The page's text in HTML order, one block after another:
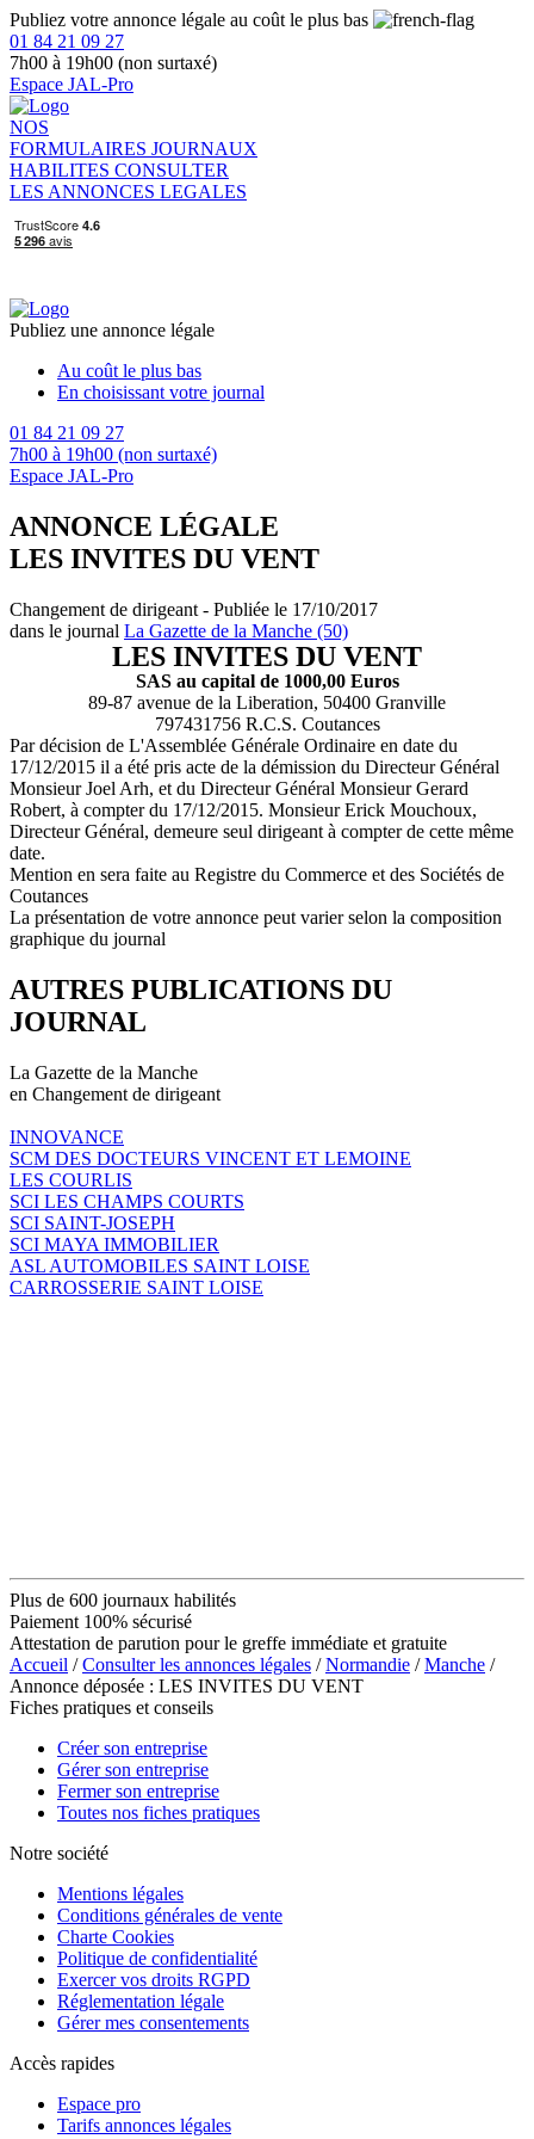
Publiez votre annonce légale au coût le plus bas
01 84 21 09 27
7h00 à 19h00 (non surtaxé)
Espace JAL-Pro
NOS
FORMULAIRES JOURNAUX
HABILITES CONSULTER
LES ANNONCES LEGALES
Publiez une annonce légale
Au coût le plus bas
En choisissant votre journal
01 84 21 09 27
7h00 à 19h00 (non surtaxé)
Espace JAL-Pro
ANNONCE LÉGALE
LES INVITES DU VENT
Changement de dirigeant - Publiée le 17/10/2017
dans le journal La Gazette de la Manche (50)
LES INVITES DU VENT
SAS au capital de 1000,00 Euros
89-87 avenue de la Liberation, 50400 Granville
797431756 R.C.S. Coutances
Par décision de L'Assemblée Générale Ordinaire en date du
17/12/2015 il a été pris acte de la démission du Directeur Général
Monsieur Joel Arh, et du Directeur Général Monsieur Gerard
Robert, à compter du 17/12/2015. Monsieur Erick Mouchoux,
Directeur Général, demeure seul dirigeant à compter de cette même
date.
Mention en sera faite au Registre du Commerce et des Sociétés de
Coutances
La présentation de votre annonce peut varier selon la composition
graphique du journal
AUTRES PUBLICATIONS DU
JOURNAL
La Gazette de la Manche
en Changement de dirigeant
INNOVANCE
SCM DES DOCTEURS VINCENT ET LEMOINE
LES COURLIS
SCI LES CHAMPS COURTS
SCI SAINT-JOSEPH
SCI MAYA IMMOBILIER
ASL AUTOMOBILES SAINT LOISE
CARROSSERIE SAINT LOISE
Plus de 600 journaux habilités
Paiement 100% sécurisé
Attestation de parution pour le greffe immédiate et gratuite
Accueil /Consulter les annonces légales /Normandie /Manche /
Annonce déposée : LES INVITES DU VENT
Fiches pratiques et conseils
Créer son entreprise
Gérer son entreprise
Fermer son entreprise
Toutes nos fiches pratiques
Notre société
Mentions légales
Conditions générales de vente
Charte Cookies
Politique de confidentialité
Exercer vos droits RGPD
Réglementation légale
Gérer mes consentements
Accès rapides
Espace pro
Tarifs annonces légales